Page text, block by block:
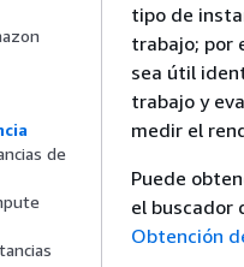
de
tipo de
trabajo; por
sea útil
trabajo y
medir el
Puede
el buscador
Obtención